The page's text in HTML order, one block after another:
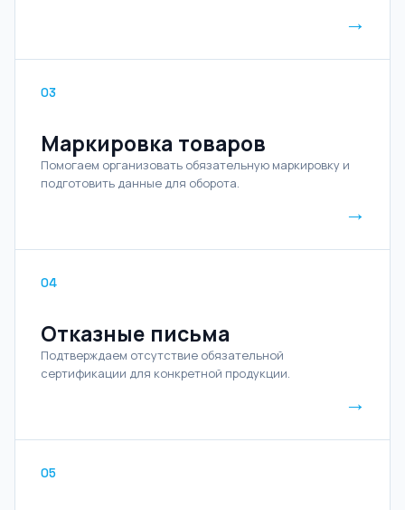
→
03
Маркировка товаров
Помогаем организовать обязательную маркировку и
подготовить данные для оборота.
→
04
Отказные письма
Подтверждаем отсутствие обязательной
сертификации для конкретной продукции.
→
05